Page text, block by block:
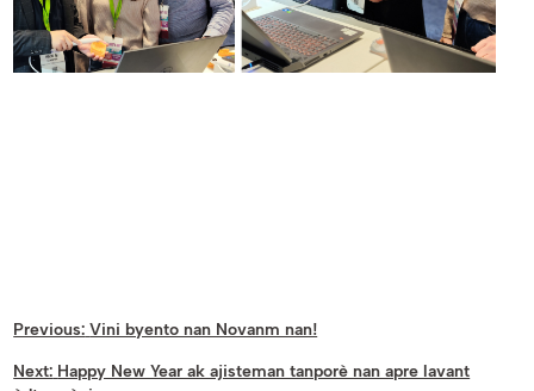
Previous: Vini byento nan Novanm nan!
Next: Happy New Year ak ajisteman tanporè nan apre lavant